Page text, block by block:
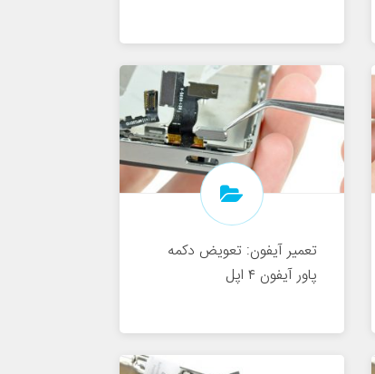
تعمیر آیفون: تعویض دکمه
پاور آیفون ۴ اپل